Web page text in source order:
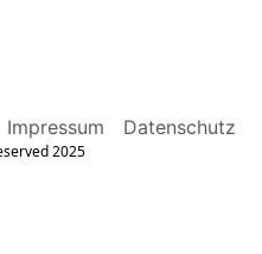
Impressum Datenschutz
2025